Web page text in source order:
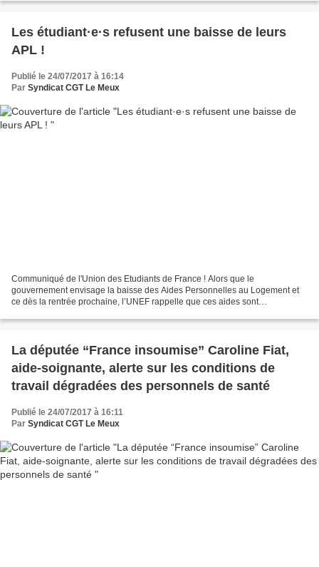
Les étudiant·e·s refusent une baisse de leurs
APL !
Publié le 24/07/2017 à 16:14
Par Syndicat CGT Le Meux
Communiqué de l'Union des Etudiants de France ! Alors que le
gouvernement envisage la baisse des Aides Personnelles au Logement et
ce dès la rentrée prochaine, l’UNEF rappelle que ces aides sont
La députée “France insoumise” Caroline Fiat,
aide-soignante, alerte sur les conditions de
travail dégradées des personnels de santé
Publié le 24/07/2017 à 16:11
Par Syndicat CGT Le Meux